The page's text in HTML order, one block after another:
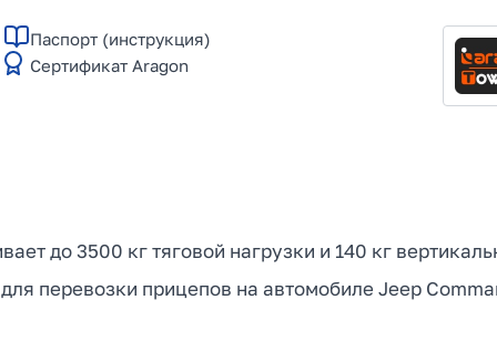
Паспорт (инструкция)
Сертификат Aragon
до 3500 кг тяговой нагрузки и 140 кг
перевозки прицепов на автомобиле Jeep